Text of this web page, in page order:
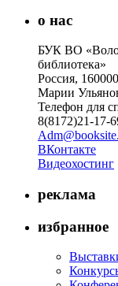
о нас
БУК ВО
библиотека»
Россия,
Марии
Телефон для
8(8172)21-17-
ВКонтакте
Видеохостинг
реклама
избранное